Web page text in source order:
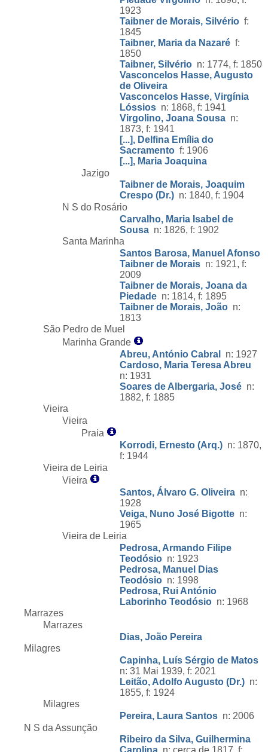
1923
Taibner de Morais, Silvério f:
1845
Taibner, Maria da Nazaré f:
1850
Taibner, Silvério n: 1774, f: 1850
Vasconcelos Hasse, Augusto
de Oliveira
Vasconcelos Hasse, Virgínia
Lóssios n: 1868, f: 1941
Virgolino, Joana Sousa n:
1873, f: 1941
[...], Delfina Emília do
Sacramento f: 1906
[...], Maria Joaquina
Jazigo
Taibner de Morais, Joaquim
Crespo (Dr.) n: 1840, f: 1904
N S do Rosário
Carvalho, Maria Isabel de
Sousa n: 1826, f: 1902
Santa Marinha
Santos Barosa, Manuel Afonso
Taibner de Morais n: 1921, f:
2009
Taibner de Morais, Joana da
Piedade n: 1814, f: 1895
Taibner de Morais, João n:
1813
São Pedro de Muel
Marinha Grande
Abreu, António Cabral
n: 1927
Cardoso, Maria Teresa Abreu
n: 1931
Soares de Albergaria, José n:
1882, f: 1885
Vieira
Vieira
Praia
Korrodi, Ernesto (Arq.) n: 1870,
f: 1944
Vieira de Leiria
Vieira
Santos, Álvaro G. Oliveira n:
1928
Veiga, Nuno José Bigotte n:
1965
Vieira de Leiria
Pedrosa, Armando Filipe
Teodósio n: 1923
Pedrosa, Manuel Dias
Teodósio n: 1998
Pedrosa, Rui António
Laborinho Teodósio n: 1968
Marrazes
Marrazes
Dias, João Pereira
Milagres
Capinha, Luís Sérgio de Matos
n: 31 Mai 1939, f: 2021
Leitão, Adolfo Augusto (Dr.) n:
1855, f: 1924
Milagres
Pereira, Laura Santos n: 2006
N S da Assunção
Ribeiro da Silva, Guilhermina